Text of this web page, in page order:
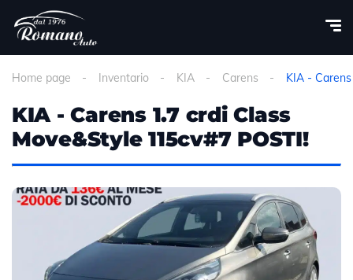
Home page Inventario KIA Carens KIA -
KIA - Carens 1.7 crdi Class
Move&Style 115cv#7 POSTI!